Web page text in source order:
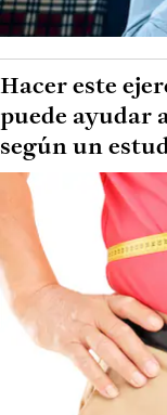
Hacer este
puede ayudar
según un